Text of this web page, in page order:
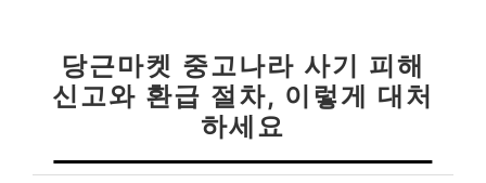
당근마켓 중고나라 사기 피해
신고와 환급 절차, 이렇게 대처
하세요